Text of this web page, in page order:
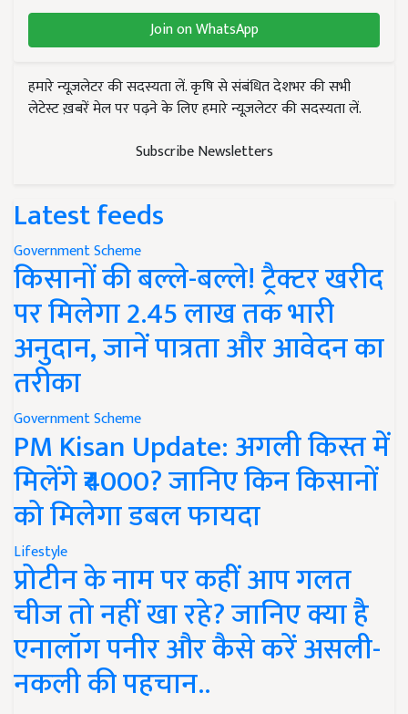
Join on WhatsApp
हमारे न्यूज़लेटर की सदस्यता लें. कृषि से संबंधित देशभर की सभी
लेटेस्ट ख़बरें मेल पर पढ़ने के लिए हमारे न्यूज़लेटर की सदस्यता लें.
Subscribe Newsletters
Latest feeds
Government Scheme
किसानों की बल्ले-बल्ले! ट्रैक्टर खरीद
पर मिलेगा 2.45 लाख तक भारी
अनुदान, जानें पात्रता और आवेदन का
तरीका
Government Scheme
PM Kisan Update: अगली किस्त में
मिलेंगे ₹4000? जानिए किन किसानों
को मिलेगा डबल फायदा
Lifestyle
प्रोटीन के नाम पर कहीं आप गलत
चीज तो नहीं खा रहे? जानिए क्या है
एनालॉग पनीर और कैसे करें असली-
नकली की पहचान..